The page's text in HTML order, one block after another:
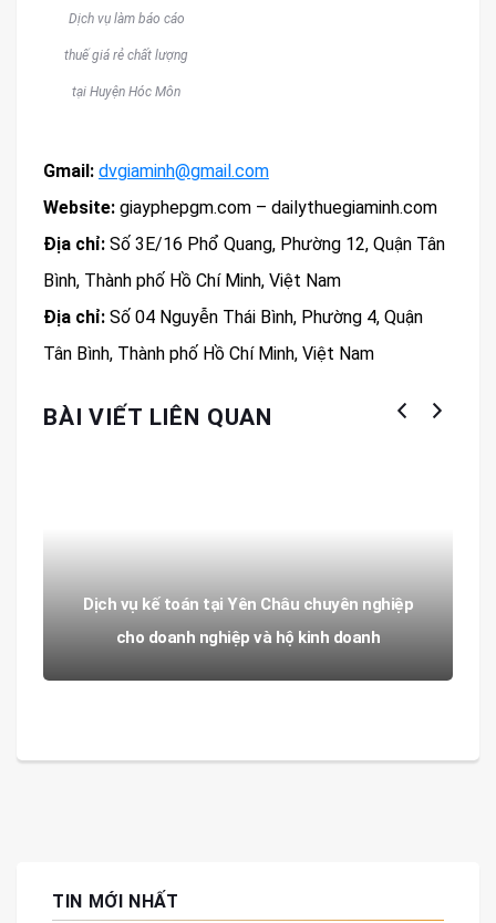
Dịch vụ làm báo cáo
thuế giá rẻ chất lượng
tại Huyện Hóc Môn
Gmail: dvgiaminh@gmail.com
Website: giayphepgm.com – dailythuegiaminh.com
Địa chỉ: Số 3E/16 Phổ Quang, Phường 12, Quận Tân
Bình, Thành phố Hồ Chí Minh, Việt Nam
Địa chỉ: Số 04 Nguyễn Thái Bình, Phường 4, Quận
Tân Bình, Thành phố Hồ Chí Minh, Việt Nam
BÀI VIẾT LIÊN QUAN
Dịch vụ kế toán tại Yên Châu chuyên nghiệp
cho doanh nghiệp và hộ kinh doanh
TIN MỚI NHẤT